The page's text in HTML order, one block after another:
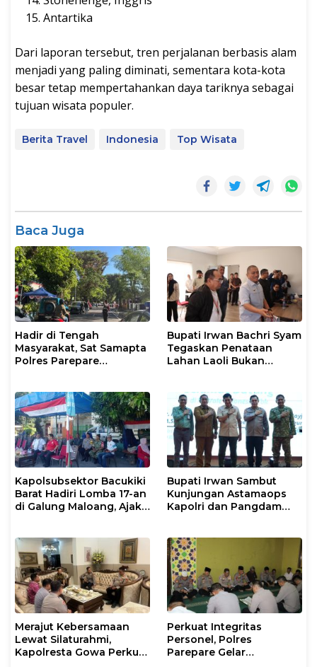
Antartika
Dari laporan tersebut, tren perjalanan berbasis alam
menjadi yang paling diminati, sementara kota-kota
besar tetap mempertahankan daya tariknya sebagai
tujuan wisata populer.
Berita Travel Indonesia Top Wisata
Baca Juga
Hadir di Tengah
Masyarakat, Sat Samapta
Polres Parepare
Bupati Irwan Bachri Syam
Tegaskan Penataan
Lahan Laoli Bukan
Kapolsubsektor Bacukiki
Barat Hadiri Lomba 17-an
di Galung Maloang, Ajak
Bupati Irwan Sambut
Kunjungan Astamaops
Kapolri dan Pangdam
Merajut Kebersamaan
Lewat Silaturahmi,
Kapolresta Gowa Perkuat
Perkuat Integritas
Personel, Polres
Parepare Gelar